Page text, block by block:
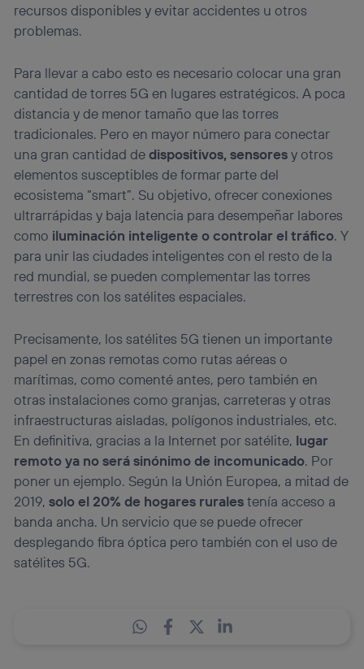
recursos disponibles y evitar accidentes u otros
problemas.
Para llevar a cabo esto es necesario colocar una gran
cantidad de torres 5G en lugares estratégicos. A poca
distancia y de menor tamaño que las torres
tradicionales. Pero en mayor número para conectar
una gran cantidad dedispositivos, sensoresy otros
elementos susceptibles de formar parte del
ecosistema “smart”. Su objetivo, ofrecer conexiones
ultrarrápidas y baja latencia para desempeñar labores
como iluminación inteligente o controlar el tráfico. Y
para unir las ciudades inteligentes con el resto de la
red mundial, se pueden complementar las torres
terrestres con los satélites espaciales.
Precisamente, los satélites 5G tienen un importante
papel en zonas remotas como rutas aéreas o
marítimas, como comenté antes, pero también en
otras instalaciones como granjas, carreteras y otras
infraestructuras aisladas, polígonos industriales, etc.
En definitiva, gracias a la Internet por satélite, lugar
remoto ya no será sinónimo de incomunicado. Por
poner un ejemplo. Según la Unión Europea, a mitad de
2019,solo el 20% de hogares ruralestenía acceso a
banda ancha. Un servicio que se puede ofrecer
desplegando fibra óptica pero también con el uso de
satélites 5G.